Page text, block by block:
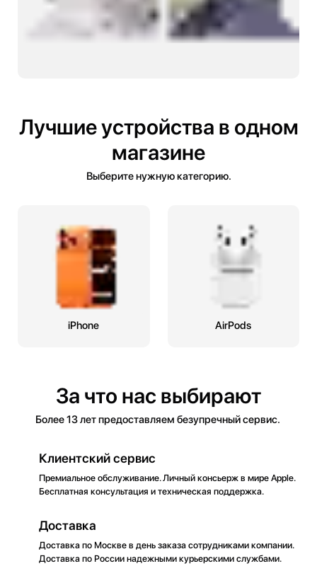
Лучшие устройства в одном
магазине
Выберите нужную категорию.
iPhone AirPods
За что нас выбирают
Более 13 лет предоставляем безупречный сервис.
Клиентский сервис
Премиальное обслуживание. Личный консьерж в мире Apple.
Бесплатная консультация и техническая поддержка.
Доставка
Доставка по Москве в день заказа сотрудниками компании.
Доставка по России надежными курьерскими службами.